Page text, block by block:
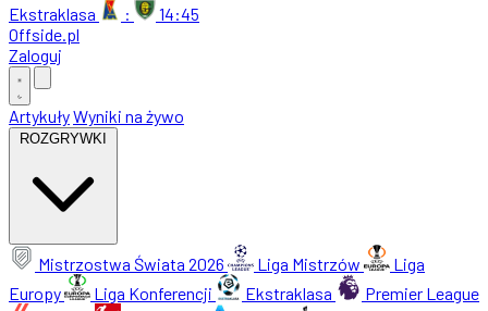
Ekstraklasa
:
14:45
Offside.pl
Zaloguj
ArtykułyWyniki na żywo
ROZGRYWKI
Mistrzostwa Świata 2026 Liga Mistrzów
Liga
Europy
Liga Konferencji Ekstraklasa
Premier League